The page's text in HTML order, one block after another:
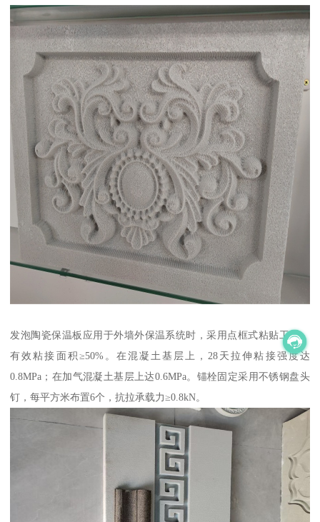
发泡陶瓷保温板应用于外墙外保温系统时，采用点框式粘贴工艺，
有效粘接面积≥50%。在混凝土基层上，28天拉伸粘接强度达
0.8MPa；在加气混凝土基层上达0.6MPa。锚栓固定采用不锈钢盘头
钉，每平方米布置6个，抗拉承载力≥0.8kN。